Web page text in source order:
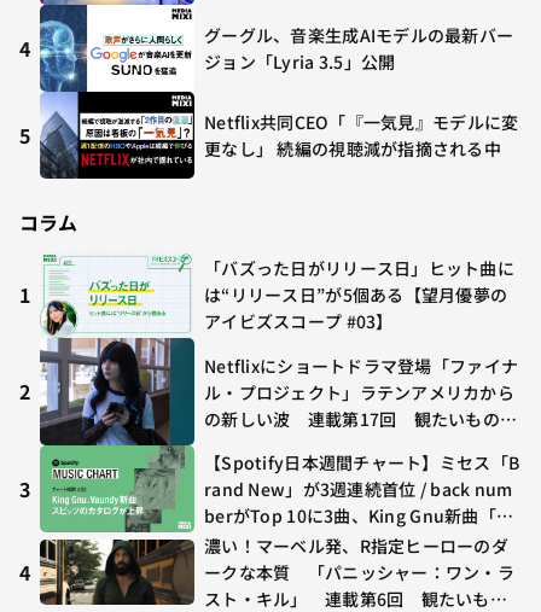
4
グーグル、音楽生成AIモデルの最新バー
ジョン「Lyria 3.5」公開
5
Netflix共同CEO「『一気見』モデルに変
更なし」 続編の視聴減が指摘される中
コラム
1
「バズった日がリリース日」ヒット曲に
は“リリース日”が5個ある【望月優夢の
アイビズスコープ #03】
2
Netflixにショートドラマ登場「ファイナ
ル・プロジェクト」ラテンアメリカから
の新しい波 連載第17回 観たいものが
3
【Spotify日本週間チャート】ミセス「B
rand New」が3週連続首位 / back num
berがTop 10に3曲、King Gnu新曲「G
O GHOST」が初登場〜集計期間：2026
年7/24〜7/30
4
濃い！マーベル発、R指定ヒーローのダ
ークな本質 「パニッシャー：ワン・ラ
スト・キル」 連載第6回 観たいもの